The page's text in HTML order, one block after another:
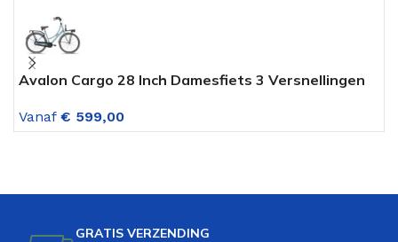
Avalon Cargo 28 Inch Damesfiets 3 Versnellingen
Vanaf € 599,00
GRATIS VERZENDING